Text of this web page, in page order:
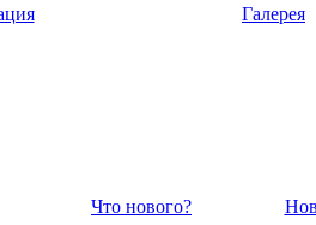
Галерея
Что нового?